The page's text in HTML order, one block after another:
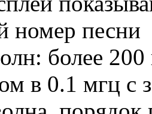
номер песни
более
в 0.1 мгц с